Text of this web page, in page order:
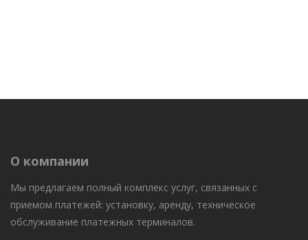
О компании
Мы предлагаем полный комплекс услуг, связанных с
приемом платежей: установку, аренду, техническое
обслуживание платежных терминалов.